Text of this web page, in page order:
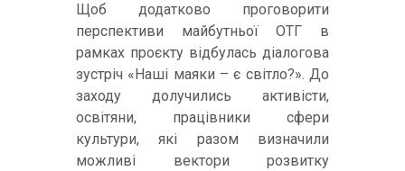
Щоб додатково проговорити
перспективи майбутньої ОТГ в
рамках проєкту відбулась діалогова
зустріч «Наші маяки – є світло?». До
заходу долучились активісти,
освітяни, працівники сфери
культури, які разом визначили
можливі вектори розвитку